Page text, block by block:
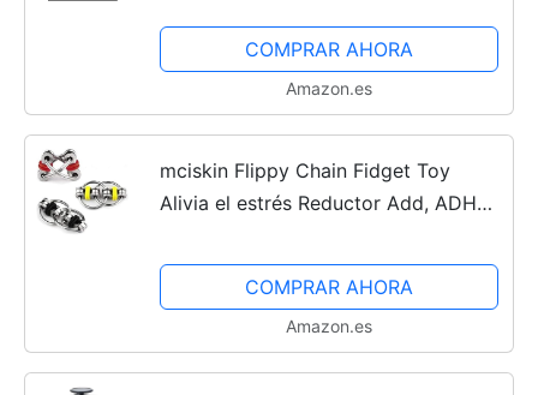
COMPRAR AHORA
Amazon.es
mciskin Flippy Chain Fidget Toy
Alivia el estrés Reductor Add, ADHD,
COMPRAR AHORA
Amazon.es